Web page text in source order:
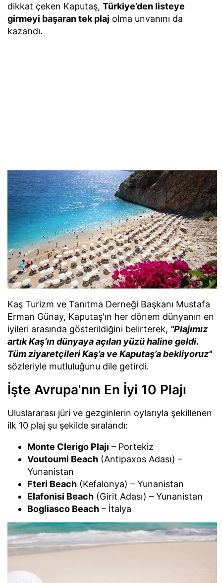
dikkat çeken Kaputaş, Türkiye’den listeye
girmeyi başaran tek plaj olma unvanını da
kazandı.
Kaş Turizm ve Tanıtma Derneği Başkanı Mustafa
Erman Günay, Kaputaş'ın her dönem dünyanın en
iyileri arasında gösterildiğini belirterek, "Plajımız
artık Kaş’ın dünyaya açılan yüzü haline geldi.
Tüm ziyaretçileri Kaş’a ve Kaputaş’a bekliyoruz"
sözleriyle mutluluğunu dile getirdi.
İşte Avrupa'nın En İyi 10 Plajı
Uluslararası jüri ve gezginlerin oylarıyla şekillenen
ilk 10 plaj şu şekilde sıralandı:
Monte Clerigo Plajı – Portekiz
Voutoumi Beach (Antipaxos Adası) –
Yunanistan
Fteri Beach (Kefalonya) – Yunanistan
Elafonisi Beach (Girit Adası) – Yunanistan
Bogliasco Beach – İtalya